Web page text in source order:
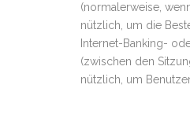
(normalerweise,
nützlich, um die
Internet-Banking-
(zwischen den
nützlich, um